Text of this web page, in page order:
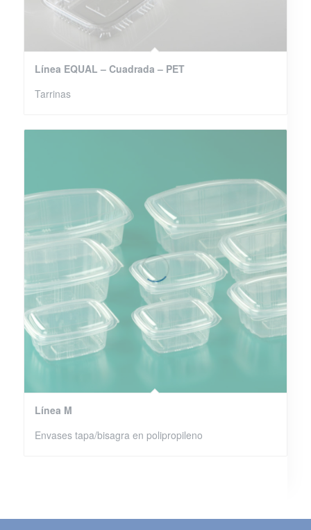
Línea EQUAL – Cuadrada – PET
Tarrinas
Línea M
Envases tapa/bisagra en polipropileno